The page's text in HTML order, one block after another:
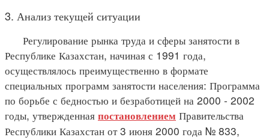
3. Анализ текущей ситуации
Регулирование рынка труда и сферы занятости в
Республике Казахстан, начиная с 1991 года,
осуществлялось преимущественно в формате
специальных программ занятости населения: Программа
по борьбе с бедностью и безработицей на 2000 - 2002
годы, утвержденная постановлением Правительства
Республики Казахстан от 3 июня 2000 года № 833,